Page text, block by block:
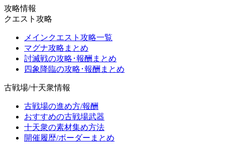
攻略情報
クエスト攻略
メインクエスト攻略一覧
マグナ攻略まとめ
討滅戦の攻略･報酬まとめ
四象降臨の攻略･報酬まとめ
古戦場/十天衆情報
古戦場の進め方/報酬
おすすめの古戦場武器
十天衆の素材集め方法
開催履歴/ボーダーまとめ